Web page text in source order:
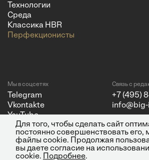
Технологии
Среда
Классика HBR
Перфекционисты
Мы в соцсетях
Telegram
Vkontakte
YouTube
Связь с
+7 (495)
Для того, чтобы сделать сайт
постоянно совершенствовать его,
файлы cookie. Продолжая
вы даете согласие на
cookie.
Подробнее.